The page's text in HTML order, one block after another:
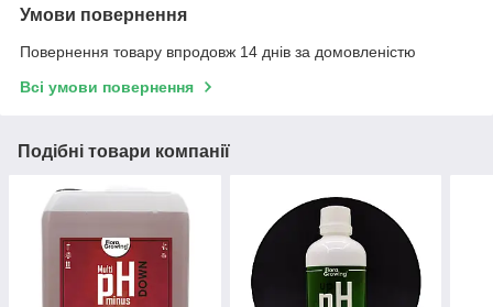
Умови повернення
Повернення товару впродовж 14 днів за домовленістю
Всі умови повернення
Подібні товари компанії